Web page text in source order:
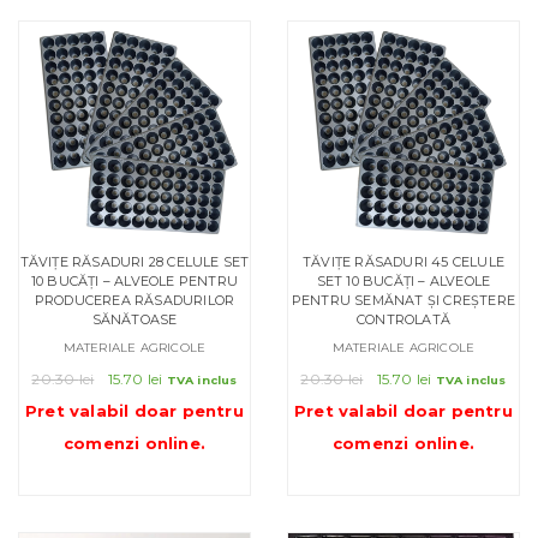
TĂVIȚE RĂSADURI 28 CELULE SET
10 BUCĂȚI – ALVEOLE PENTRU
PRODUCEREA RĂSADURILOR
SĂNĂTOASE
MATERIALE AGRICOLE
20.30lei
Prețul
a
fost:
15.70 lei Prețul
este:
15.70 lei.
TVA inclus
Pret valabil doar pentru
comenzi online.
TĂVIȚE RĂSADURI 45 CELULE
SET 10 BUCĂȚI – ALVEOLE
PENTRU SEMĂNAT ȘI CREȘTERE
CONTROLATĂ
MATERIALE AGRICOLE
20.30lei
Prețul
a
fost:
15.70 lei Prețul
este:
15.70 lei.
TVA inclus
Pret valabil doar pentru
comenzi online.